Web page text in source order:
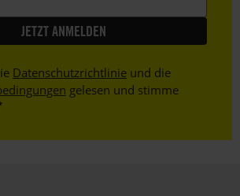
Datenschutzrichtlinie und die
gelesen und stimme